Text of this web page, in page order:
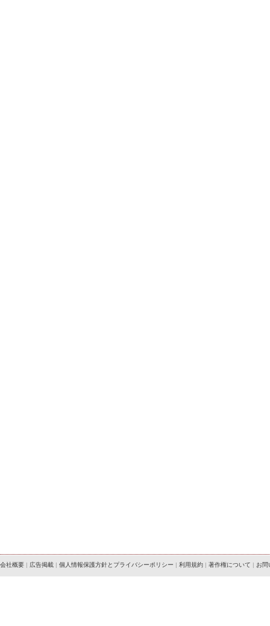
会社概要 | 広告掲載 | 個人情報保護方針とプライバシーポリシー | 利用規約 | 著作権について | お問